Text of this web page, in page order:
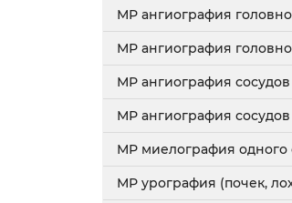
МР ангиография
МР ангиография
МР ангиография
МР ангиография
МР миелография одного
МР урография (почек,